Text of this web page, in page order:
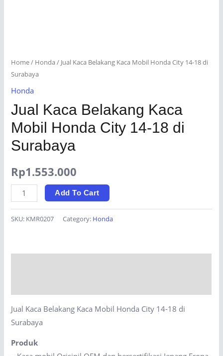
Home/ Honda/ Jual Kaca Belakang Kaca Mobil Honda City 14-18 di
Surabaya
Honda
Jual Kaca Belakang Kaca
Mobil Honda City 14-18 di
Surabaya
Rp1.553.000
Jual
Kaca
Belakang
18
di
Surabaya
quantity
Add To Cart
SKU: KMR0207 Category: Honda
Jual Kaca Belakang Kaca Mobil Honda City 14-18 di
Surabaya
Produk